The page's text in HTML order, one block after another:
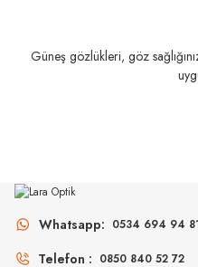
Güneş gözlükleri, göz
Whatsapp: 0534 694 94
Telefon : 0850 840 52 72